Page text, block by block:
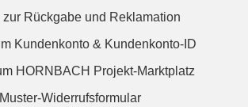
zur Rückgabe und Reklamation
Kundenkonto & Kundenkonto-ID
HORNBACH Projekt-Marktplatz
Muster-Widerrufsformular